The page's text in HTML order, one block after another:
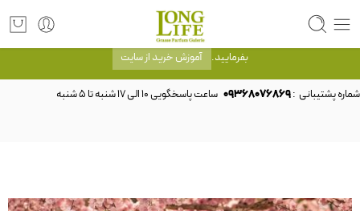
توجه! برند لانگ لایف رایحه های معروف را با شیشه و بسته بندی خود شرکت لانگ لایف
عرضه می کند.که با انتخاب حجم هر ادکلنی می توانید شیشه و بسته بندی را ملاحظه
بفرمایید. آموزش خرید از سایت
شماره پشتیبانی :09368076869